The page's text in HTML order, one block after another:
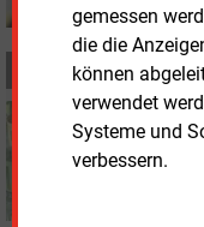
gemessen
die die
können
verwendet
Systeme und
verbessern.
Patrizia